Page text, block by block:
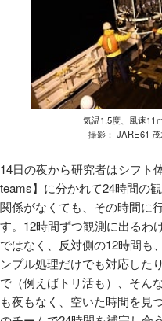
気温1.5度、風速11
撮影： JARE61 茂
14日の夜から研究者はシフト
teams】に分かれて24時間の
関係がなくても、その時間に
す。 12時間ずつ観測に出るわ
ではなく、反対側の12時間も
ンプル処理だけでも対応した
で（例えばトリ活も）、そん
も夜もなく、空いた時間を見